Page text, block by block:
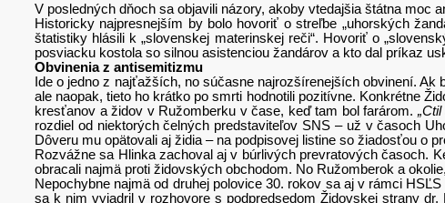
V posledných dňoch sa objavili názory, akoby vtedajšia štátna moc
Historicky najpresnejším by bolo hovoriť o streľbe „uhorských
štatistiky hlásili k „slovenskej materinskej reči“. Hovoriť o
posviacku kostola so silnou asistenciou žandárov a kto dal príkaz
Obvinenia z antisemitizmu
Ide o jedno z najťažších, no súčasne najrozšírenejších obvinení. Ak
ale naopak, tieto ho krátko po smrti hodnotili pozitívne. Konkrétne
kresťanov a židov v Ružomberku v čase, keď tam bol farárom.
rozdiel od niektorých čelných predstaviteľov SNS – už v časoch
Dôveru mu opätovali aj židia – na podpisovej listine so žiadosťou o
Rozvážne sa Hlinka zachoval aj v búrlivých prevratových časoch.
obracali najmä proti židovských obchodom. No Ružomberok a
Nepochybne najmä od druhej polovice 30. rokov sa aj v rámci
sa k nim vyjadril v rozhovore s podpredsedom Židovskej strany